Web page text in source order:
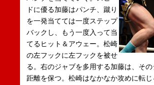
ドに優る加藤はパンチ、蹴り
を一発当てては一度ステップ
バックし、もう一度入って当
てるヒット＆アウェー。松崎
の左フックに左フックを被せ
る。右のジャブを多用する加藤は、そ
距離を保つ。松崎はなかなか攻めに転